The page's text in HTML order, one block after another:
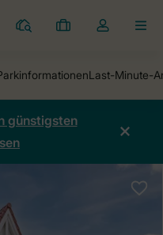
Ferienparks
Meine
Dropdown-
öffnen
günstigsten